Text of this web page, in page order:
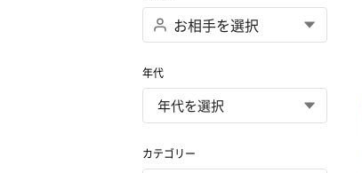
年代
カテゴリー